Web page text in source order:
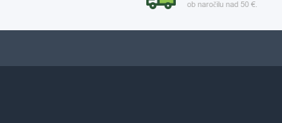
ob naročilu nad 50 €.